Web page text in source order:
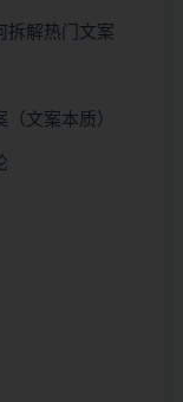
拆解热门文案
文案本质）